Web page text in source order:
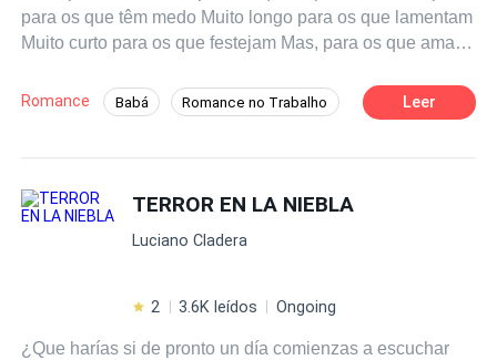
inimaginable...
para os que têm medo Muito longo para os que lamentam
Muito curto para os que festejam Mas, para os que amam,
Romance Babá Romance no Trabalho Leer
TERROR EN LA NIEBLA
Luciano Cladera
2 3.6K leídos Ongoing
¿Que harías si de pronto un día comienzas a escuchar